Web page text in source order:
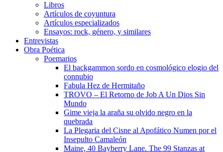
Libros
Artículos de coyuntura
Artículos especializados
Ensayos: rock, género, y similares
Entrevistas
Obra Poética
Poemarios
El backgammon sordo en cosmológico elogio del
connubio
Fabula Hez de Hermitaño
TROVO – El Retorno de Job A Un Dios Sin
Mundo
Gime vieja la araña su olvido negro en la
quebrada
La Plegaria del Cisne al Apofático Numen por el
Insepulto Camaleón
Maine, 40 Bayberry Lane. The 99 Stanzas at